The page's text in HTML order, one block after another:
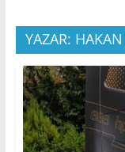
YAZAR: